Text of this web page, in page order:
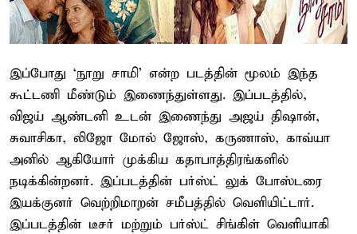
இப்போது ‘நூறு சாமி’ என்ற படத்தின் மூலம் இந்த
கூட்டணி மீண்டும் இணைந்துள்ளது. இப்படத்தில்,
விஜய் ஆண்டனி உடன் இணைந்து அஜய் திஷான்,
சுவாசிகா, லிஜோ மோல் ஜோஸ், கருணாஸ், காவ்யா
அனில் ஆகியோர் முக்கிய கதாபாத்திரங்களில்
நடிக்கின்றனர். இப்படத்தின் பர்ஸ்ட் லுக் போஸ்டரை
இயக்குனர் வெற்றிமாறன் சமீபத்தில் வெளியிட்டார்.
இப்படத்தின் டீசர் மற்றும் பர்ஸ்ட் சிங்கிள் வெளியாகி